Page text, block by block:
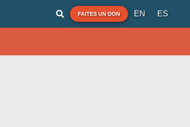
FAITES UN DON EN ES